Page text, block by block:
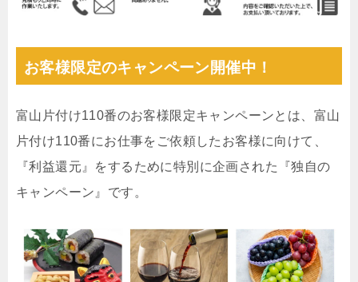
お客様限定のキャンペーン開催中！
富山片付け110番のお客様限定キャンペーンとは、富山
片付け110番にお仕事をご依頼したお客様に向けて、
『利益還元』をするために特別に企画された『独自の
キャンペーン』です。